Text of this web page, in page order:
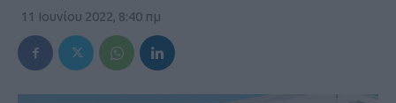
11 Ιουνίου 2022, 8:40 πμ